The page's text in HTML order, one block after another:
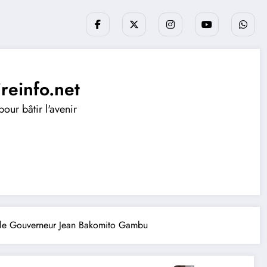
bâtir l'avenir
Gouverneur Jean Bakomito Gambu